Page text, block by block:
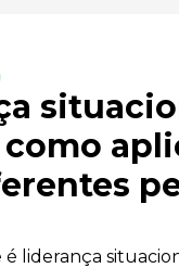
conteúdos
negócio
da lei
organizacional
liderança